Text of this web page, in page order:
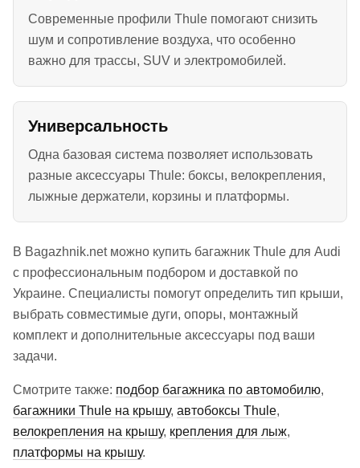
Современные профили Thule помогают снизить
шум и сопротивление воздуха, что особенно
важно для трассы, SUV и электромобилей.
Универсальность
Одна базовая система позволяет использовать
разные аксессуары Thule: боксы, велокрепления,
лыжные держатели, корзины и платформы.
В Bagazhnik.net можно купить багажник Thule для Audi
с профессиональным подбором и доставкой по
Украине. Специалисты помогут определить тип крыши,
выбрать совместимые дуги, опоры, монтажный
комплект и дополнительные аксессуары под ваши
задачи.
Смотрите также: подбор багажника по автомобилю,
багажники Thule на крышу, автобоксы Thule,
велокрепления на крышу, крепления для лыж,
платформы на крышу.